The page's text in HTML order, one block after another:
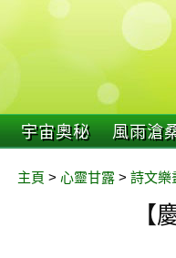
宇宙奧秘 風雨滄
主頁 > 心靈甘露 > 詩文樂
【